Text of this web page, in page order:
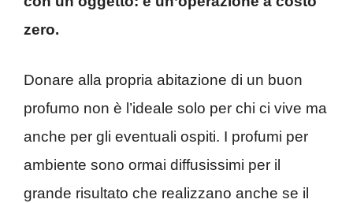
zero.
Donare alla propria abitazione di un buon
profumo non è l’ideale solo per chi ci vive ma
anche per gli eventuali ospiti. I profumi per
ambiente sono ormai diffusissimi per il
grande risultato che realizzano anche se il